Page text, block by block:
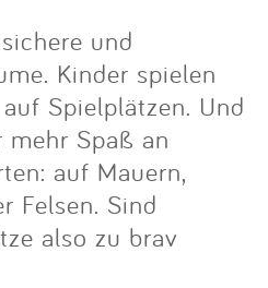
und
Kinder spielen
Spielplätzen. Und
Spaß an
auf Mauern,
Felsen. Sind
also zu brav